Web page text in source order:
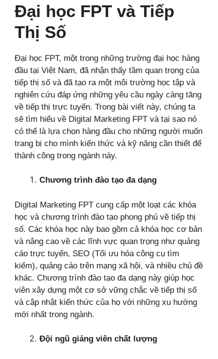
Đại học FPT và Tiếp
Thị Số
Đại học FPT, một trong những trường đại học hàng
đầu tại Việt Nam, đã nhận thấy tầm quan trọng của
tiếp thị số và đã tạo ra một môi trường học tập và
nghiên cứu đáp ứng những yêu cầu ngày càng tăng
về tiếp thị trực tuyến. Trong bài viết này, chúng ta
sẽ tìm hiểu về Digital Marketing FPT và tại sao nó
có thể là lựa chọn hàng đầu cho những người muốn
trang bị cho mình kiến thức và kỹ năng cần thiết để
thành công trong ngành này.
Chương trình đào tạo đa dạng
Digital Marketing FPT cung cấp một loạt các khóa
học và chương trình đào tạo phong phú về tiếp thị
số. Các khóa học này bao gồm cả khóa học cơ bản
và nâng cao về các lĩnh vực quan trọng như quảng
cáo trực tuyến, SEO (Tối ưu hóa công cụ tìm
kiếm), quảng cáo trên mạng xã hội, và nhiều chủ đề
khác. Chương trình đào tạo đa dạng này giúp học
viên xây dựng một cơ sở vững chắc về tiếp thị số
và cập nhật kiến thức của họ với những xu hướng
mới nhất trong ngành.
Đội ngũ giảng viên chất lượng